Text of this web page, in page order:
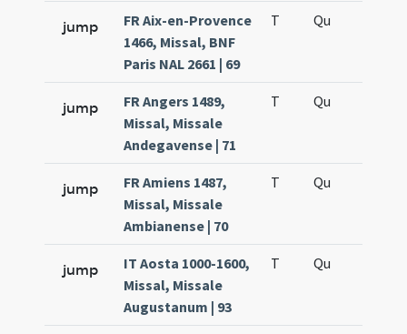
jump
FR Aix-en-Provence
1466, Missal, BNF
Paris NAL 2661 | 69
T Qu
jump
FR Angers 1489,
Missal, Missale
Andegavense | 71
T Qu
jump
FR Amiens 1487,
Missal, Missale
Ambianense | 70
T Qu
jump
IT Aosta 1000-1600,
Missal, Missale
Augustanum | 93
T Qu